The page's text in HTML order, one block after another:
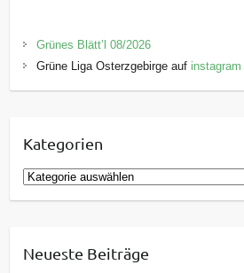
Grünes Blätt’l 08/2026
Grüne Liga Osterzgebirge auf instagram
Kategorien
K
a
g
Neueste Beiträge